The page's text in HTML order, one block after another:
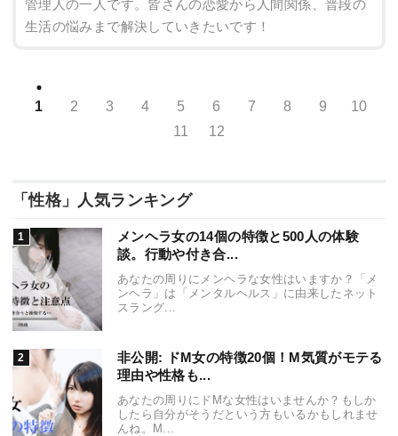
管理人の一人です。皆さんの恋愛から人間関係、普段の
生活の悩みまで解決していきたいです！
1 2 3 4 5 6 7 8 9
10
11
12
「性格」人気ランキング
メンヘラ女の14個の特徴と500人の体験
談。行動や付き合...
あなたの周りにメンヘラな女性はいますか？「メ
ンヘラ」は「メンタルヘルス」に由来したネット
スラング...
非公開: ドM女の特徴20個！M気質がモテる
理由や性格も...
あなたの周りにドMな女性はいませんか？もしか
したら自分がそうだという方もいるかもしれませ
んね。M...